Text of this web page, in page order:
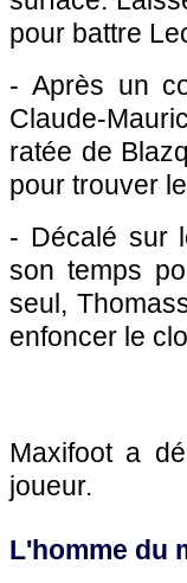
pour battre
- Après un
Claude-
ratée de
pour trouver
- Décalé sur
son temps
seul,
enfoncer le
Maxifoot a
joueur.
L'homme du